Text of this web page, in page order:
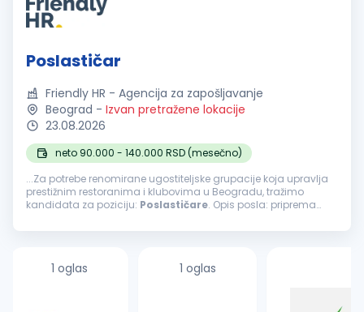
Poslastičar
Friendly HR - Agencija za zapošljavanje
Beograd - Izvan pretražene lokacije
23.08.2026
neto 90.000 - 140.000 RSD (mesečno)
...Za potrebe renomirane ugostiteljske grupacije koja upravlja
prestižnim restoranima i klubovima u Beogradu, tražimo
kandidata za poziciju: Poslastičare. Opis posla: priprema
dekoracija deserata...
1 oglas 1 oglas